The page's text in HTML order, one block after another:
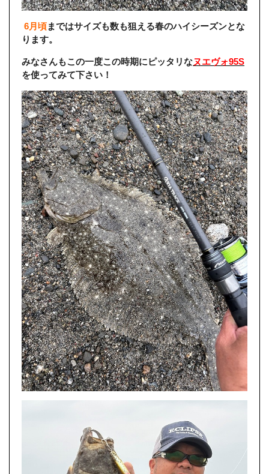
6月頃まではサイズも数も狙える春のハイシーズンとな
ります。
みなさんもこの一度この時期にピッタリなヌエヴォ95S
を使ってみて下さい！